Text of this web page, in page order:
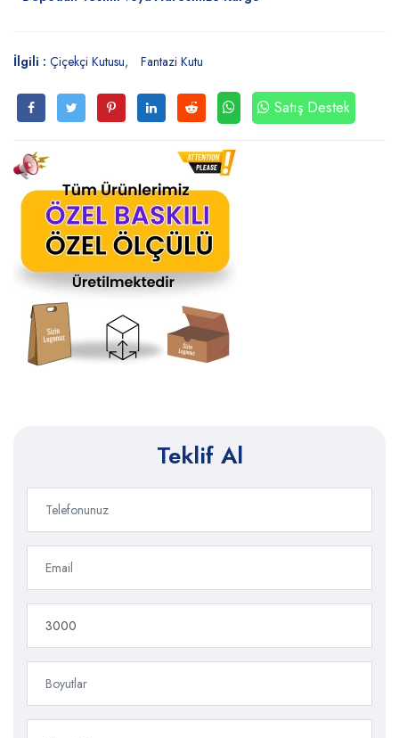
İlgili : Çiçekçi Kutusu Fantazi Kutu
Satış Destek
Teklif Al